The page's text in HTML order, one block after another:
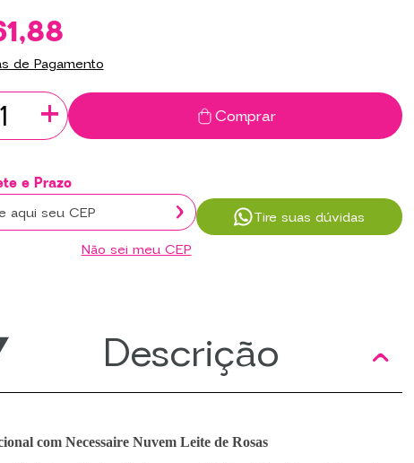
de Pagamento
+ Comprar
Não sei meu CEP
Tire suas dúvidas
Descrição
com Necessaire Nuvem Leite de Rosas